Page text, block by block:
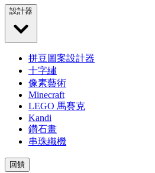
設計器
拼豆圖案設計器
十字繡
像素藝術
Minecraft
LEGO 馬賽克
Kandi
鑽石畫
串珠織機
回饋